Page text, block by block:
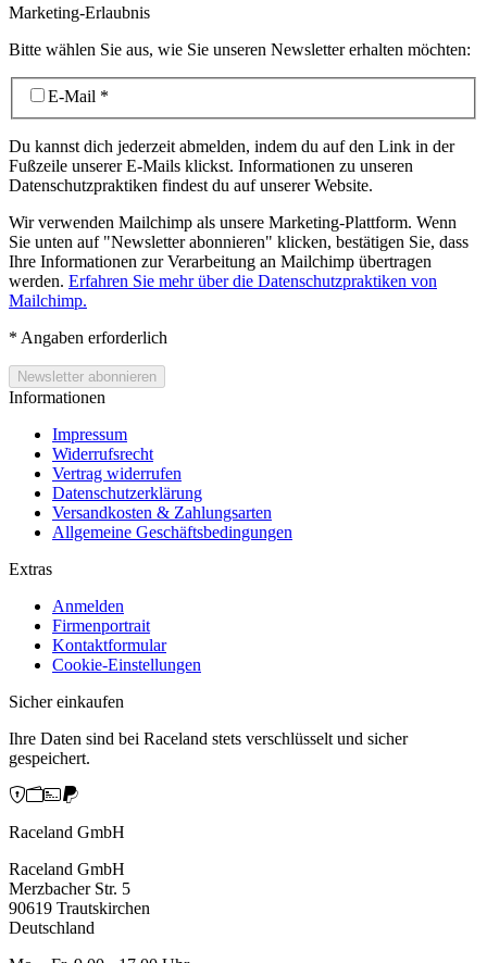
Marketing-Erlaubnis
Bitte wählen Sie aus, wie Sie unseren Newsletter erhalten möchten:
E-Mail *
Du kannst dich jederzeit abmelden, indem du auf den Link in der
Fußzeile unserer E-Mails klickst. Informationen zu unseren
Datenschutzpraktiken findest du auf unserer Website.
Wir verwenden Mailchimp als unsere Marketing-Plattform. Wenn
Sie unten auf "Newsletter abonnieren" klicken, bestätigen Sie, dass
Ihre Informationen zur Verarbeitung an Mailchimp übertragen
werden. Erfahren Sie mehr über die Datenschutzpraktiken von
Mailchimp.
* Angaben erforderlich
Informationen
Impressum
Widerrufsrecht
Vertrag widerrufen
Datenschutzerklärung
Versandkosten & Zahlungsarten
Allgemeine Geschäftsbedingungen
Extras
Anmelden
Firmenportrait
Kontaktformular
Cookie-Einstellungen
Sicher einkaufen
Ihre Daten sind bei Raceland stets verschlüsselt und sicher
gespeichert.
Raceland GmbH
Raceland GmbH
Merzbacher Str. 5
90619 Trautskirchen
Deutschland